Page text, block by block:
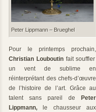
Peter Lippmann – Brueghel
Pour le printemps prochain,
Christian Louboutin fait souffler
un vent de sublime en
réinterprétant des chefs-d’œuvre
de l’histoire de l’art. Grâce au
talent sans pareil de Peter
Lippmann,
le chausseur aux